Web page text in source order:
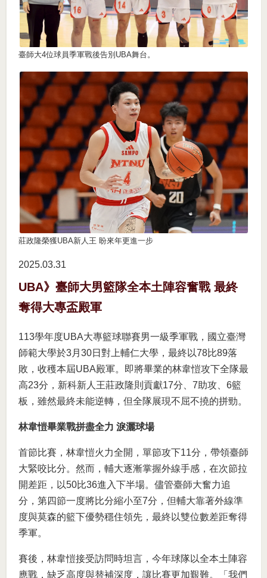
臺師大4位球員季軍戰後告別UBA舞台。
莊政隆榮獲UBA新人王 盼來年更進一步
2025.03 31
UBA》臺師大男籃隊全本土陣容奮戰 最終
奪得大專盃殿軍
113學年度UBA大專籃球聯賽男一級季軍戰，國立臺灣
師範大學於3月30日對上輔仁大學，最終以78比89落
敗，收穫本屆UBA殿軍。即將畢業的林韋愷攻下全隊最
高23分，新科新人王莊政隆則貢獻17分、7助攻、6籃
板，雖然最終未能逆轉，但全隊展現不屈不撓的拼勁。
林韋愷畢業戰拼盡全力 淚灑球場
首節比賽，林韋愷火力全開，單節攻下11分，帶領臺師
大緊咬比分。然而，輔大逐漸掌握外線手感，在次節拉
開差距，以50比36進入下半場。儘管臺師大奮力追
分，第四節一度將比分縮小至7分，但輔大靠著外線準
度與莫森的籃下優勢穩住領先，最終以雙位數差距奪得
季軍。
賽後，林韋愷接受訪問時坦言，今年球隊以全本土陣容
應戰，缺乏高度與替補深度，讓比賽更加艱難。「我們